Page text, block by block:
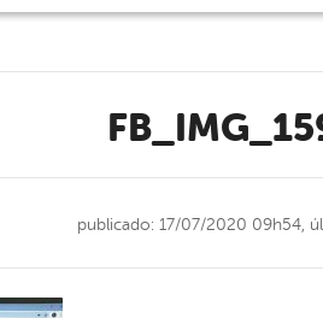
publicado: 17/07/2020 09h54,